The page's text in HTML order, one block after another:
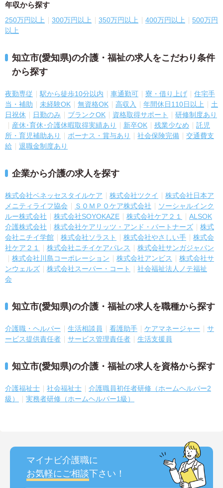
年収から探す
250万円以上 300万円以上 350万円以上 400万円以上
500万円
以上
知立市(愛知県)の介護・福祉の求人をこだわり条件
から探す
夜勤専従 駅から徒歩10分以内 車通勤可 寮・借り上げ
住宅手
当・補助
未経験OK 無資格OK 高収入 年間休日110日以上
土
日祝休
日勤のみ ブランクOK 資格取得サポート
研修制度あり
産休･育休･介護休暇取得実績あり
新卒OK 残業少なめ
託児
所・育児補助あり
ボーナス・賞与あり 社会保険完備
交通費支
給
退職金制度あり
企業から介護の求人を探す
株式会社ベネッセスタイルケア 株式会社ツクイ
株式会社日本ア
メニティライフ協会
ＳＯＭＰＯケア株式会社
ソーシャルインク
ルー株式会社
株式会社SOYOKAZE 株式会社ケア２１
ALSOK
介護株式会社
株式会社ケアリッツ・アンド・パートナーズ
株式
会社ニチイ学館
株式会社ソラスト 株式会社やさしい手
株式会
社ケア２１
株式会社ニチイケアパレス
株式会社サンガジャパン
株式会社川島コーポレーション
株式会社アンビス
株式会社サ
ンウェルズ
株式会社スーパー・コート
社会福祉法人ノテ福祉
会
知立市(愛知県)の介護・福祉の求人を職種から探す
介護職・ヘルパー 生活相談員 看護助手 ケアマネージャー
サ
ービス提供責任者
サービス管理責任者 生活支援員
知立市(愛知県)の介護・福祉の求人を資格から探す
介護福祉士 社会福祉士
介護職員初任者研修（ホームヘルパー2
級）
実務者研修（ホームヘルパー1級）
マイナビ介護職に
お気軽にご相談下さい！